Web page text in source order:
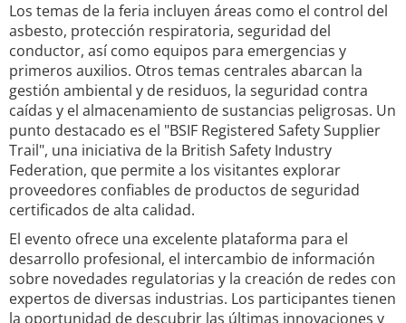
Los temas de la feria incluyen áreas como el control del
asbesto, protección respiratoria, seguridad del
conductor, así como equipos para emergencias y
primeros auxilios. Otros temas centrales abarcan la
gestión ambiental y de residuos, la seguridad contra
caídas y el almacenamiento de sustancias peligrosas. Un
punto destacado es el "BSIF Registered Safety Supplier
Trail", una iniciativa de la British Safety Industry
Federation, que permite a los visitantes explorar
proveedores confiables de productos de seguridad
certificados de alta calidad.
El evento ofrece una excelente plataforma para el
desarrollo profesional, el intercambio de información
sobre novedades regulatorias y la creación de redes con
expertos de diversas industrias. Los participantes tienen
la oportunidad de descubrir las últimas innovaciones y